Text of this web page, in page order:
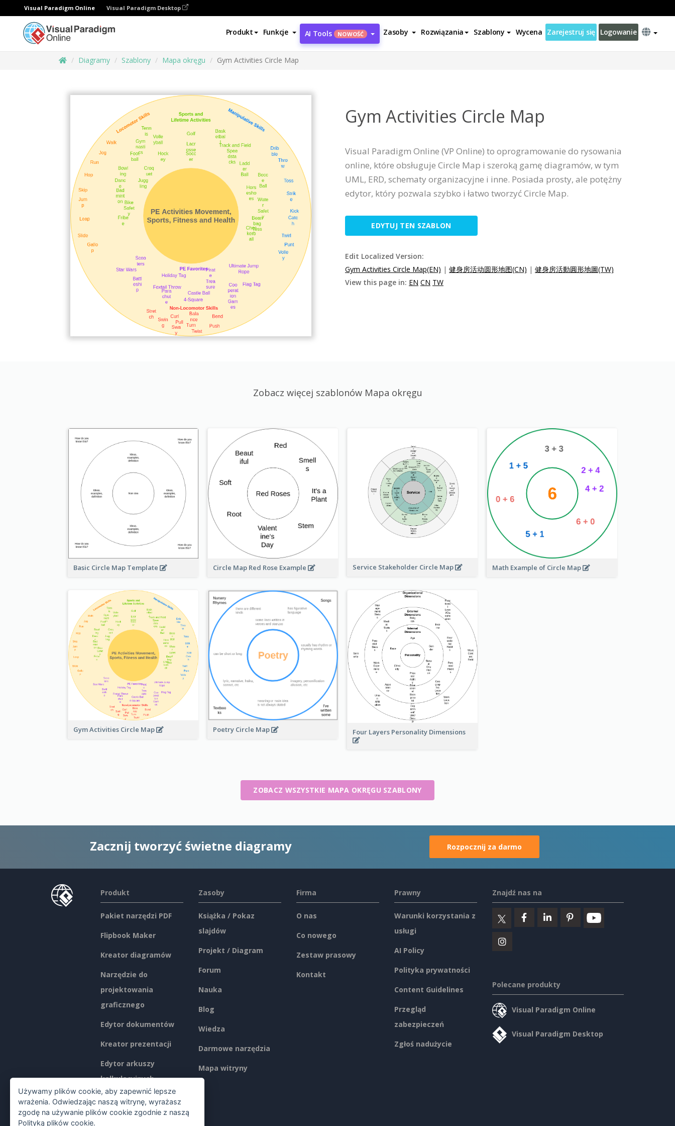
Visual Paradigm Online Visual Paradigm Desktop
Produkt Funkcje AI Tools NOWOŚĆ Zasoby Rozwiązania Szablony Wycena Zarejestruj się Logowanie
Diagramy Szablony Mapa okręgu Gym Activities Circle Map
Gym Activities Circle Map
Visual Paradigm Online (VP Online) to oprogramowanie do rysowania
online, które obsługuje Circle Map i szeroką gamę diagramów, w tym
UML, ERD, schematy organizacyjne i inne. Posiada prosty, ale potężny
edytor, który pozwala szybko i łatwo tworzyć Circle Map.
EDYTUJ TEN SZABLON
Edit Localized Version:
Gym Activities Circle Map(EN) | 健身房活动圆形地图(CN) | 健身房活動圓形地圖(TW)
View this page in: EN CN TW
Zobacz więcej szablonów Mapa okręgu
Basic Circle Map Template Circle Map Red Rose Example Service Stakeholder Circle Map Math Example of Circle Map
Gym Activities Circle Map Poetry Circle Map Four Layers Personality Dimensions
ZOBACZ WSZYSTKIE MAPA OKRĘGU SZABLONY
Zacznij tworzyć świetne diagramy Rozpocznij za darmo
Produkt
Pakiet narzędzi PDF
Flipbook Maker
Kreator diagramów
Narzędzie do
projektowania
graficznego
Edytor dokumentów
Kreator prezentacji
Edytor arkuszy
kalkulacyjnych
Ceny
Zasoby
Książka / Pokaz
slajdów
Projekt / Diagram
Forum
Nauka
Blog
Wiedza
Darmowe narzędzia
Mapa witryny
Firma
O nas
Co nowego
Zestaw prasowy
Kontakt
Prawny
Warunki korzystania z
usługi
AI Policy
Polityka prywatności
Content Guidelines
Przegląd
zabezpieczeń
Zgłoś nadużycie
Znajdź nas na
Polecane produkty
Visual Paradigm Online
Visual Paradigm Desktop
Używamy plików cookie, aby zapewnić lepsze
wrażenia. Odwiedzając naszą witrynę, wyrażasz
zgodę na używanie plików cookie zgodnie z naszą
Polityką plików cookie.